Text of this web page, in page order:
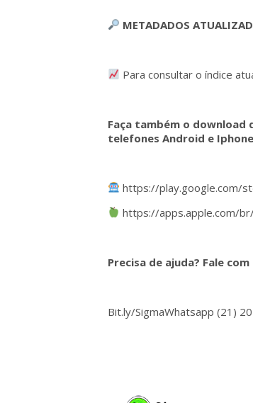
METADADOS
Para consultar o índice
Faça também o
telefones Android e
https://play.google.com/
https://apps.apple.com/
Precisa de ajuda? Fale
Bit.ly/SigmaWhatsapp (21)